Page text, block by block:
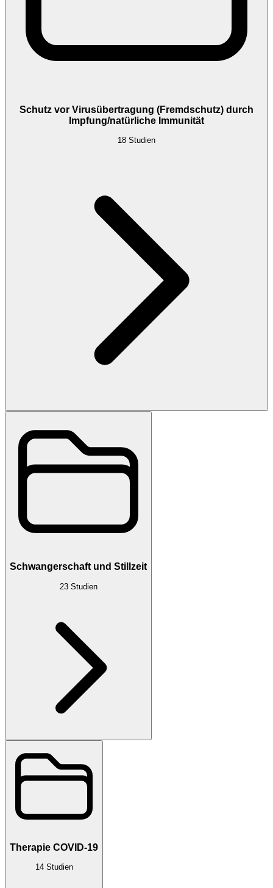
Schutz vor Virusübertragung (Fremdschutz) durch
Impfung/natürliche Immunität
18 Studien
Schwangerschaft und Stillzeit
23 Studien
Therapie COVID-19
14 Studien